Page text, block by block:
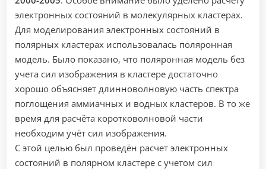
электронных состояний в молекулярных кластерах.
Для моделирования электронных состояний в
полярных кластерах использовалась поляронная
модель. Было показано, что поляронная модель без
учета сил изображения в кластере достаточно
хорошо объясняет длинноволновую часть спектра
поглощения аммиачных и водных кластеров. В то же
время для расчёта коротковолновой части
необходим учёт сил изображения.
С этой целью был проведён расчет электронных
состояний в полярном кластере с учетом сил